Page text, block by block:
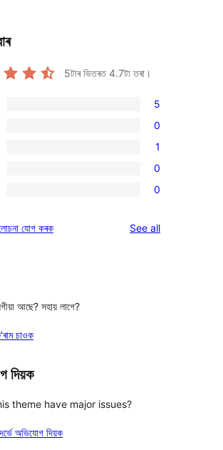
5টাৰ ভিতৰত4.7টা তৰা।
5
0
1
0
0
যোগ কৰক See allreviews
আছে? সহায় লাগে?
চাওক
দিয়ক
theme have major issues?
অভিযোগ দিয়ক